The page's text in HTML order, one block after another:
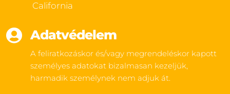
California
 Adatvédelem
A feliratkozáskor és/vagy megrendeléskor kapott
személyes adatokat bizalmasan kezeljük,
harmadik személynek nem adjuk át.